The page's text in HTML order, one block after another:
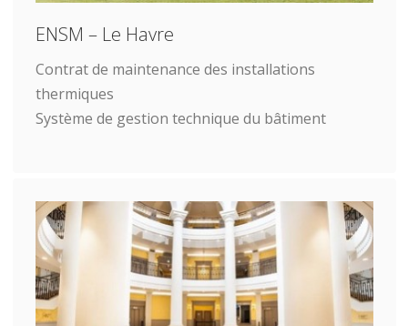
ENSM – Le Havre
Contrat de maintenance des installations
thermiques
Système de gestion technique du bâtiment